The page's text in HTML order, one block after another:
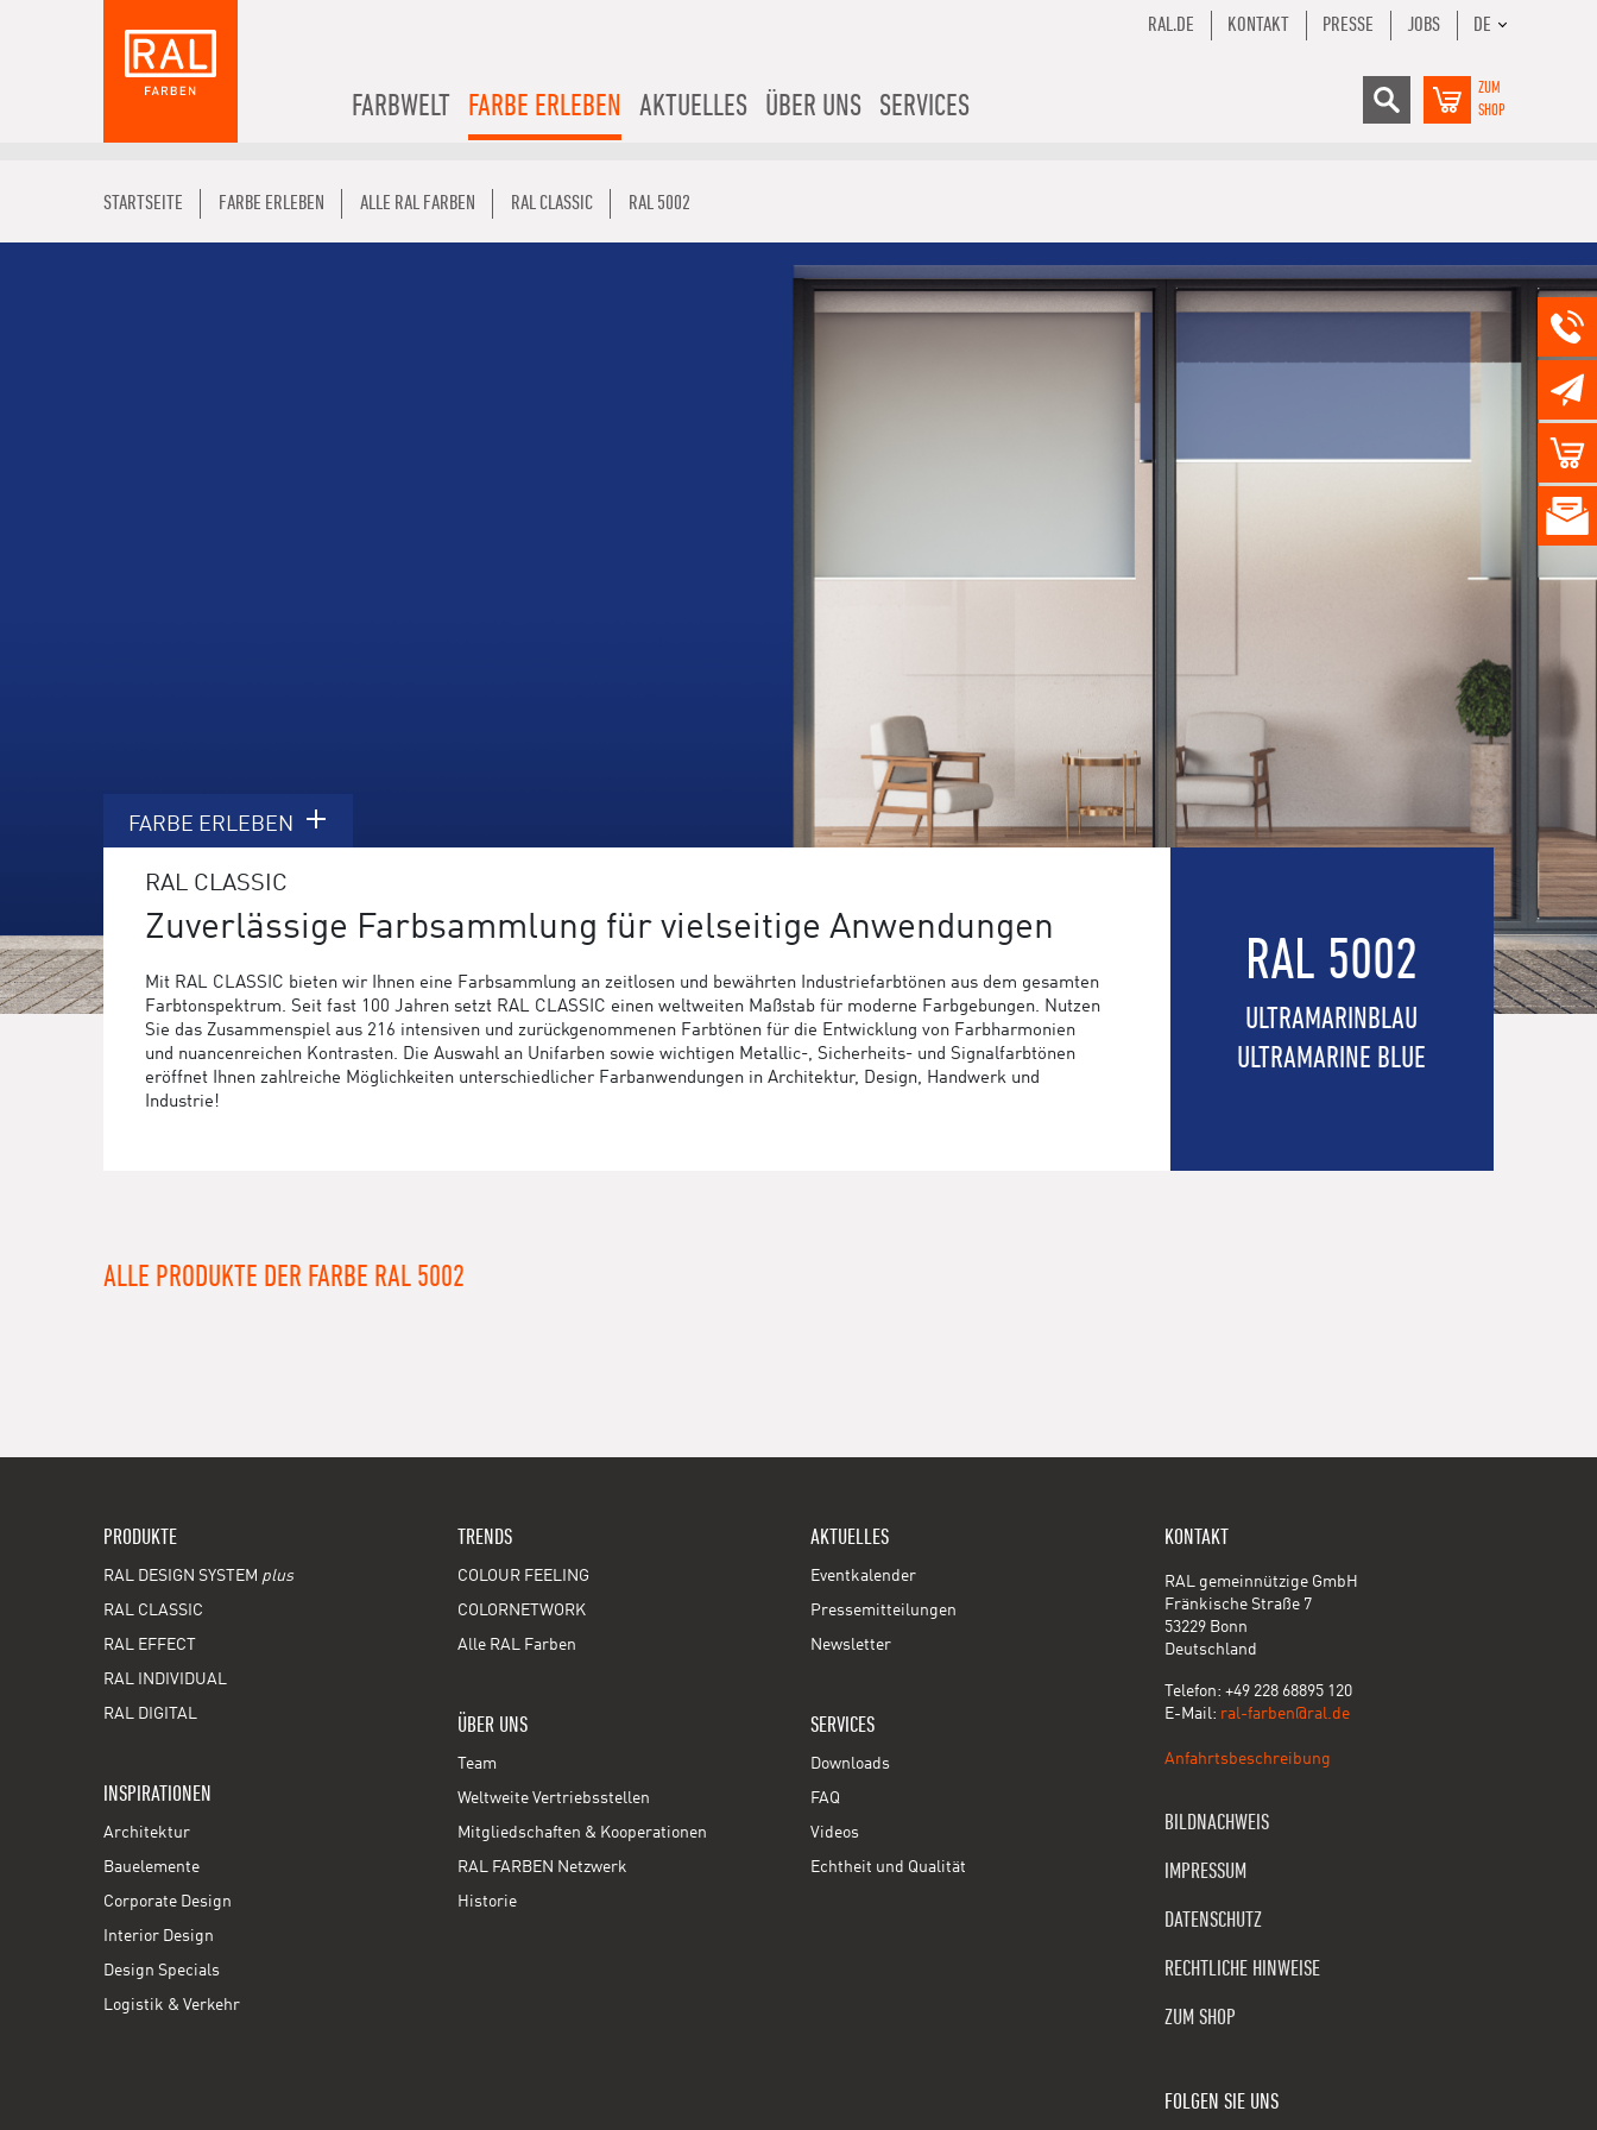
FARBWELT FARBE ERLEBEN AKTUELLES ÜBER UNS SERVICES
RAL.DE KONTAKT PRESSE JOBS DE
ZUM
SHOP
STARTSEITE FARBE ERLEBEN ALLE RAL FARBEN RAL CLASSIC RAL 5002
FARBE ERLEBEN
RAL CLASSIC
Zuverlässige Farbsammlung für vielseitige Anwendungen
Mit RAL CLASSIC bieten wir Ihnen eine Farbsammlung an zeitlosen und bewährten Industriefarbtönen aus dem gesamten
Farbtonspektrum. Seit fast 100 Jahren setzt RAL CLASSIC einen weltweiten Maßstab für moderne Farbgebungen. Nutzen
Sie das Zusammenspiel aus 216 intensiven und zurückgenommenen Farbtönen für die Entwicklung von Farbharmonien
und nuancenreichen Kontrasten. Die Auswahl an Unifarben sowie wichtigen Metallic-, Sicherheits- und Signalfarbtönen
eröffnet Ihnen zahlreiche Möglichkeiten unterschiedlicher Farbanwendungen in Architektur, Design, Handwerk und
Industrie!
RAL 5002
ULTRAMARINBLAU
ULTRAMARINE BLUE
ALLE PRODUKTE DER FARBE RAL 5002
PRODUKTE
RAL DESIGN SYSTEM plus
RAL CLASSIC
RAL EFFECT
RAL INDIVIDUAL
RAL DIGITAL
INSPIRATIONEN
Architektur
Bauelemente
Corporate Design
Interior Design
Design Specials
Logistik & Verkehr
TRENDS
COLOUR FEELING
COLORNETWORK
Alle RAL Farben
ÜBER UNS
Team
Weltweite Vertriebsstellen
Mitgliedschaften & Kooperationen
RAL FARBEN Netzwerk
Historie
AKTUELLES
Eventkalender
Pressemitteilungen
Newsletter
SERVICES
Downloads
FAQ
Videos
Echtheit und Qualität
KONTAKT
RAL gemeinnützige GmbH
Fränkische Straße 7
53229 Bonn
Deutschland
Telefon: +49 228 68895 120
E-Mail: ral-farben@ral.de
Anfahrtsbeschreibung
BILDNACHWEIS
IMPRESSUM
DATENSCHUTZ
RECHTLICHE HINWEISE
ZUM SHOP
FOLGEN SIE UNS